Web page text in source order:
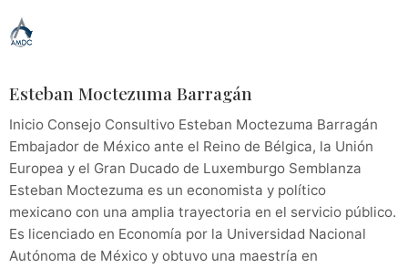
Esteban Moctezuma Barragán
Inicio Consejo Consultivo Esteban Moctezuma Barragán
Embajador de México ante el Reino de Bélgica, la Unión
Europea y el Gran Ducado de Luxemburgo Semblanza
Esteban Moctezuma es un economista y político
mexicano con una amplia trayectoria en el servicio público.
Es licenciado en Economía por la Universidad Nacional
Autónoma de México y obtuvo una maestría en